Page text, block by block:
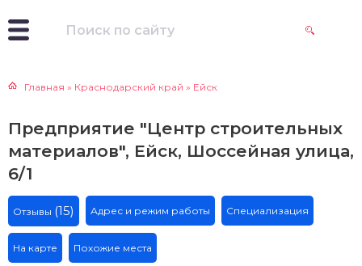
Главная » Краснодарский край » Ейск
Предприятие "Центр строительных
материалов", Ейск, Шоссейная улица,
6/1
Отзывы (15) Адрес и режим работы Специализация
На карте Похожие места